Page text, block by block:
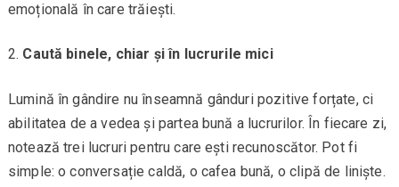
emoțională în care trăiești.
Caută binele, chiar și în lucrurile mici
Lumină în gândire nu înseamnă gânduri pozitive forțate, ci
abilitatea de a vedea și partea bună a lucrurilor. În fiecare zi,
notează trei lucruri pentru care ești recunoscător. Pot fi
simple: o conversație caldă, o cafea bună, o clipă de liniște.